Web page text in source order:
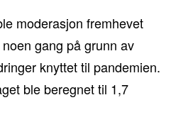
moderasjon fremhevet
gang på grunn av
knyttet til pandemien.
ble beregnet til 1,7